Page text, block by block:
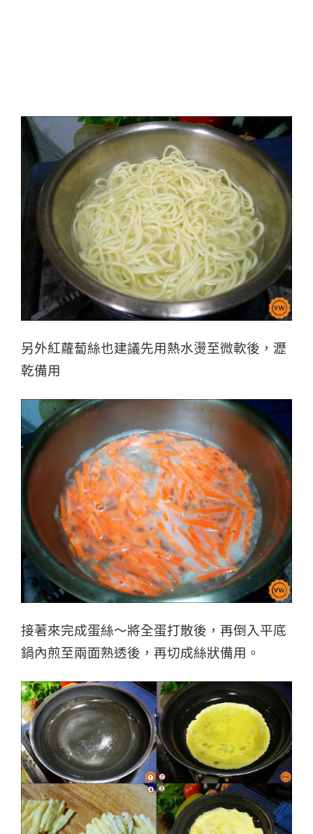
另外紅蘿蔔絲也建議先用熱水燙至微軟後，瀝
乾備用
接著來完成蛋絲～將全蛋打散後，再倒入平底
鍋內煎至兩面熟透後，再切成絲狀備用。